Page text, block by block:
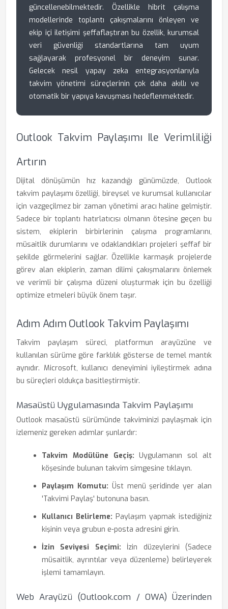
güncellenebilmektedir. Özellikle hibrit çalışma
modellerinde toplantı çakışmalarını önleyen ve
ekip içi iletişimi şeffaflaştıran bu özellik, kurumsal
veri güvenliği standartlarına tam uyum
sağlayarak profesyonel bir deneyim sunar.
Gelecek nesil yapay zeka entegrasyonlarıyla
takvim yönetimi süreçlerinin çok daha akıllı ve
otomatik bir yapıya kavuşması hedeflenmektedir.
Outlook Takvim Paylaşımı Ile Verimliliği
Artırın
Dijital dönüşümün hız kazandığı günümüzde, Outlook
takvim paylaşımı özelliği, bireysel ve kurumsal kullanıcılar
için vazgeçilmez bir zaman yönetimi aracı haline gelmiştir.
Sadece bir toplantı hatırlatıcısı olmanın ötesine geçen bu
sistem, ekiplerin birbirlerinin çalışma programlarını,
müsaitlik durumlarını ve odaklandıkları projeleri şeffaf bir
şekilde görmelerini sağlar. Özellikle karmaşık projelerde
görev alan ekiplerin, zaman dilimi çakışmalarını önlemek
ve verimli bir çalışma düzeni oluşturmak için bu özelliği
optimize etmeleri büyük önem taşır.
Adım Adım Outlook Takvim Paylaşımı
Takvim paylaşım süreci, platformun arayüzüne ve
kullanılan sürüme göre farklılık gösterse de temel mantık
aynıdır. Microsoft, kullanıcı deneyimini iyileştirmek adına
bu süreçleri oldukça basitleştirmiştir.
Masaüstü Uygulamasında Takvim Paylaşımı
Outlook masaüstü sürümünde takviminizi paylaşmak için
izlemeniz gereken adımlar şunlardır:
Takvim Modülüne Geçiş: Uygulamanın sol alt
köşesinde bulunan takvim simgesine tıklayın.
Paylaşım Komutu: Üst menü şeridinde yer alan
'Takvimi Paylaş' butonuna basın.
Kullanıcı Belirleme: Paylaşım yapmak istediğiniz
kişinin veya grubun e-posta adresini girin.
İzin Seviyesi Seçimi: İzin düzeylerini (Sadece
müsaitlik, ayrıntılar veya düzenleme) belirleyerek
işlemi tamamlayın.
Web Arayüzü (Outlook.com / OWA) Üzerinden